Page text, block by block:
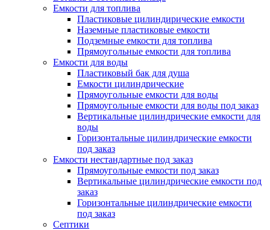
Емкости для топлива
Пластиковые цилиндирические емкости
Наземные пластиковые емкости
Подземные емкости для топлива
Прямоугольные емкости для топлива
Емкости для воды
Пластиковый бак для душа
Емкости цилиндрические
Прямоугольные емкости для воды
Прямоугольные емкости для воды под заказ
Вертикальные цилиндрические емкости для
воды
Горизонтальные цилиндрические емкости
под заказ
Емкости нестандартные под заказ
Прямоугольные емкости под заказ
Вертикальные цилиндрические емкости под
заказ
Горизонтальные цилиндрические емкости
под заказ
Септики